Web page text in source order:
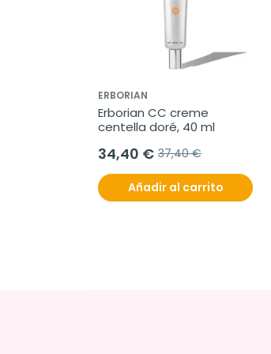
ERBORIAN
Erborian CC creme
centella doré, 40 ml
34,40 € 37,40 €
Añadir al carrito